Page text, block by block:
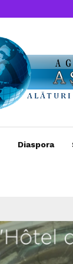
Diaspora